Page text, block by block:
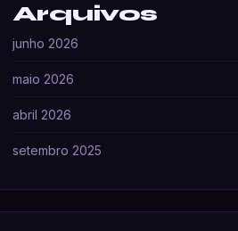
Arquivos
junho 2026
maio 2026
abril 2026
setembro 2025